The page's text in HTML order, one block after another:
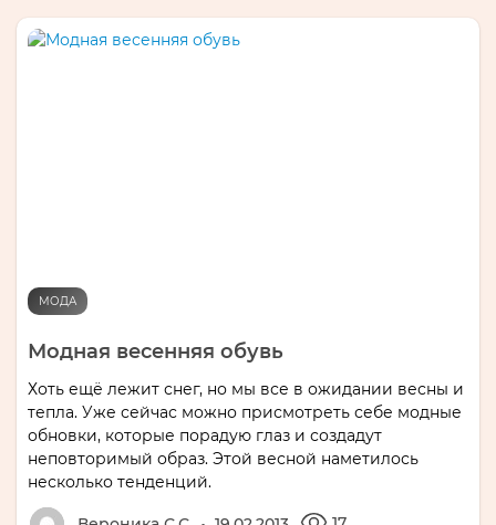
МОДА
Модная весенняя обувь
Хоть ещё лежит снег, но мы все в ожидании весны и
тепла. Уже сейчас можно присмотреть себе модные
обновки, которые порадую глаз и создадут
неповторимый образ. Этой весной наметилось
несколько тенденций.